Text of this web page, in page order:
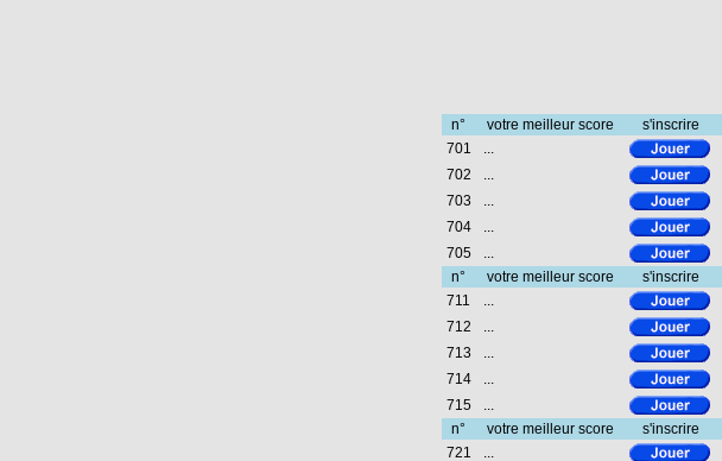
n° votre meilleur score s'inscrire
701
...
702
...
703
...
704
...
705
...
n°
votre meilleur score s'inscrire
711
...
712
...
713
...
714
...
715
...
n°
votre meilleur score s'inscrire
721
...